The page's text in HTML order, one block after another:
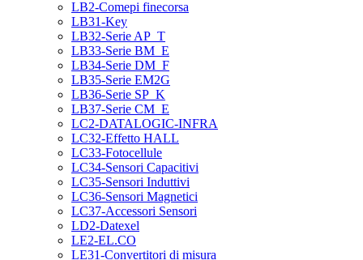
LB2-Comepi finecorsa
LB31-Key
LB32-Serie AP_T
LB33-Serie BM_E
LB34-Serie DM_F
LB35-Serie EM2G
LB36-Serie SP_K
LB37-Serie CM_E
LC2-DATALOGIC-INFRA
LC32-Effetto HALL
LC33-Fotocellule
LC34-Sensori Capacitivi
LC35-Sensori Induttivi
LC36-Sensori Magnetici
LC37-Accessori Sensori
LD2-Datexel
LE2-EL.CO
LE31-Convertitori di misura